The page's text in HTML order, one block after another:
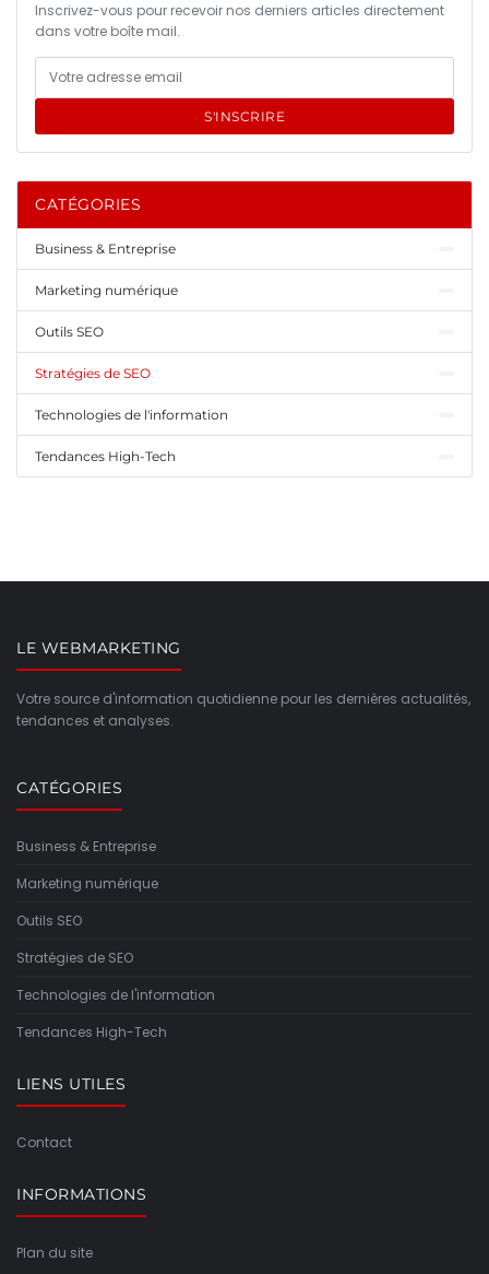
Inscrivez-vous pour recevoir nos derniers articles directement
dans votre boîte mail.
S'INSCRIRE
CATÉGORIES
Business & Entreprise
Marketing numérique
Outils SEO
Stratégies de SEO
Technologies de l'information
Tendances High-Tech
LE WEBMARKETING
Votre source d'information quotidienne pour les dernières actualités,
tendances et analyses.
CATÉGORIES
Business & Entreprise
Marketing numérique
Outils SEO
Stratégies de SEO
Technologies de l'information
Tendances High-Tech
LIENS UTILES
Contact
INFORMATIONS
Plan du site